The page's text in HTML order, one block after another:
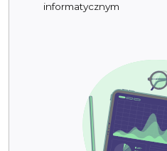
informatycznym